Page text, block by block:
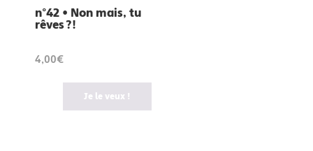
n°42 • Non mais, tu
rêves ?!
4,00€
Je le veux !